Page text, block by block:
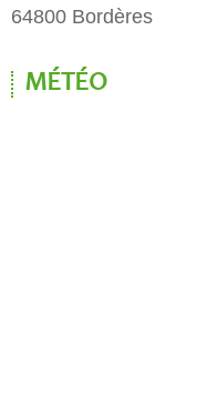
64800 Bordères
MÉTÉO